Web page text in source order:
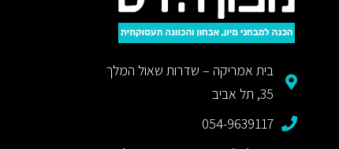
בית אמריקה – שדרות שאול המלך
35, תל אביב
054-9639117